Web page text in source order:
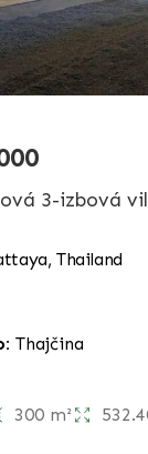
3-izbová
Thailand
Thajčina
300 m²